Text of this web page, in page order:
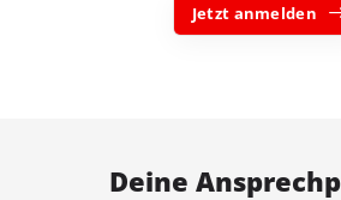
Jetzt anmelden
Deine